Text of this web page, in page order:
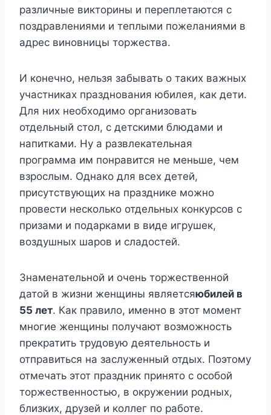
различные викторины и переплетаются с
поздравлениями и теплыми пожеланиями в
адрес виновницы торжества.
И конечно, нельзя забывать о таких важных
участниках празднования юбилея, как дети.
Для них необходимо организовать
отдельный стол, с детскими блюдами и
напитками. Ну а развлекательная
программа им понравится не меньше, чем
взрослым. Однако для всех детей,
присутствующих на празднике можно
провести несколько отдельных конкурсов с
призами и подарками в виде игрушек,
воздушных шаров и сладостей.
Знаменательной и очень торжественной
датой в жизни женщины являетсяюбилей в
55 лет. Как правило, именно в этот момент
многие женщины получают возможность
прекратить трудовую деятельность и
отправиться на заслуженный отдых. Поэтому
отмечать этот праздник принято с особой
торжественностью, в окружении родных,
близких, друзей и коллег по работе.